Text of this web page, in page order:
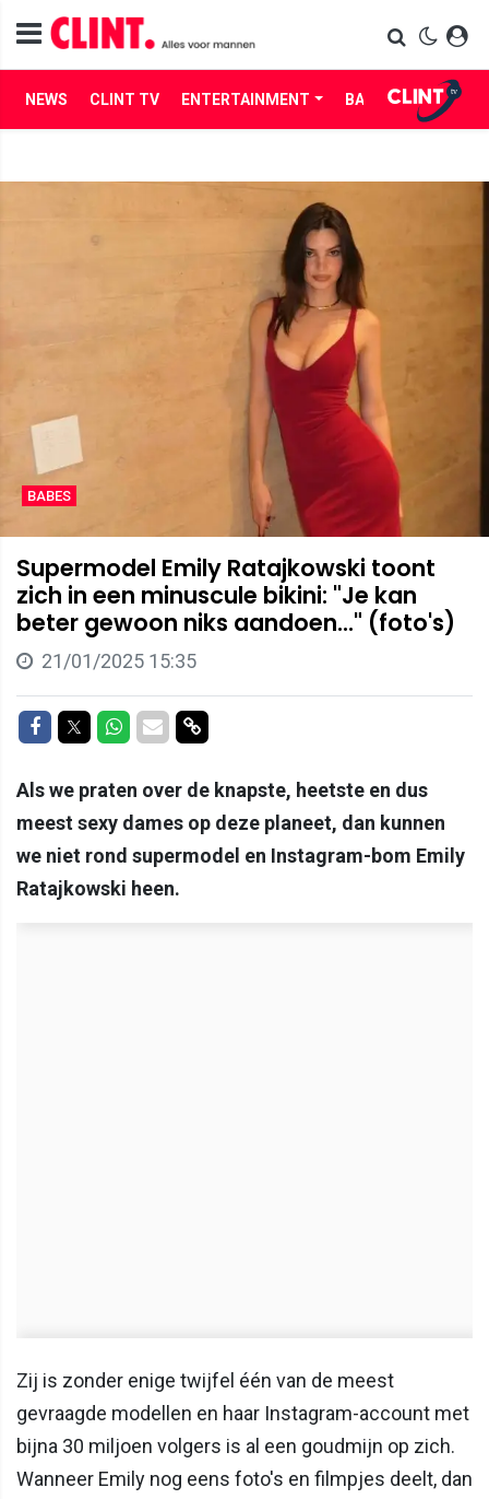
NEWS CLINT TV ENTERTAINMENT BABES LIFE
BABES
Supermodel Emily Ratajkowski toont
zich in een minuscule bikini: "Je kan
beter gewoon niks aandoen..." (foto's)
21/01/2025 15:35
Delen op Facebook
Delen op Twitter
Delen op Whatsapp
Delen via Mail
Delen via link
Als we praten over de knapste, heetste en dus
meest sexy dames op deze planeet, dan kunnen
we niet rond supermodel en Instagram-bom Emily
Ratajkowski heen.
Zij is zonder enige twijfel één van de meest
gevraagde modellen en haar Instagram-account met
bijna 30 miljoen volgers is al een goudmijn op zich.
Wanneer Emily nog eens foto's en filmpjes deelt, dan